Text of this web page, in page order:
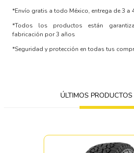
*Envío gratis a todo México, entrega de 3 a
*Todos los productos están
fabricación por 3 años
*Seguridad y protección en todas tus
ÚLTIMOS PRODUCTOS